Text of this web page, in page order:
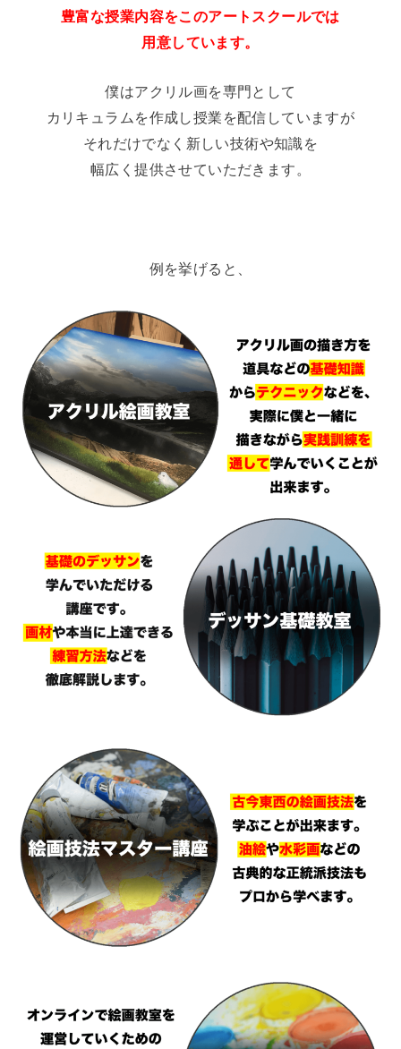
豊富な授業内容をこのアートスクールでは
用意しています。
僕はアクリル画を専門として
カリキュラムを作成し授業を配信していますが
それだけでなく新しい技術や知識を
幅広く提供させていただきます。
例を挙げると、